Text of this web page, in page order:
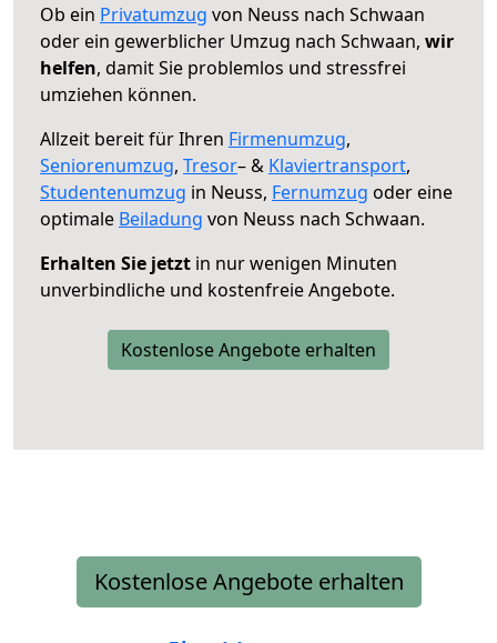
Ob ein Privatumzug von Neuss nach Schwaan
oder ein gewerblicher Umzug nach Schwaan, wir
helfen, damit Sie problemlos und stressfrei
umziehen können.
Allzeit bereit für Ihren Firmenumzug,
Seniorenumzug, Tresor– & Klaviertransport,
Studentenumzug in Neuss, Fernumzug oder eine
optimale Beiladung von Neuss nach Schwaan.
Erhalten Sie jetzt in nur wenigen Minuten
unverbindliche und kostenfreie Angebote.
Kostenlose Angebote erhalten
Kostenlose Angebote erhalten